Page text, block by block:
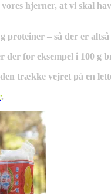
hjerner, at vi skal
proteiner – så der er
der for eksempel i 100
trække vejret på en
.